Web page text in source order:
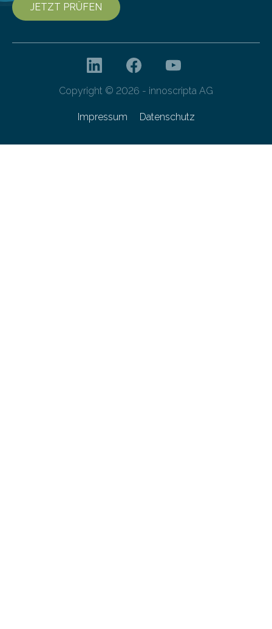
JETZT PRÜFEN
Copyright © 2026 - innoscripta AG
Impressum Datenschutz